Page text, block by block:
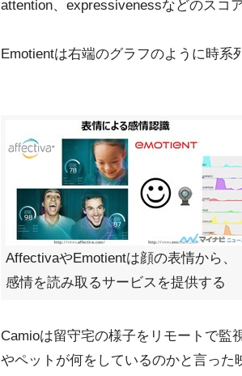
attention、expressivenessなどのスコ
Emotientは右端のグラフのように時系
AffectivaやEmotientは顔の表情から、
感情を読み取るサービスを提供する
Camioは留守宅の様子をリモートで監
やペットが何をしているのかと言った